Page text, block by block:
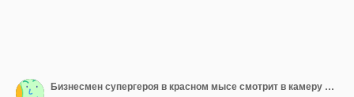
Бизнесмен супергероя в красном мысе смотрит в камеру с грустным выражением лица, стоящим на зеленом фоне